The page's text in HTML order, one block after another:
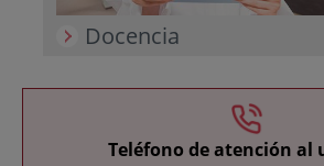
Docencia
Teléfono de atención al